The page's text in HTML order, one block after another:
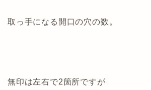
取っ手になる開口の穴の数。
無印は左右で2箇所ですが